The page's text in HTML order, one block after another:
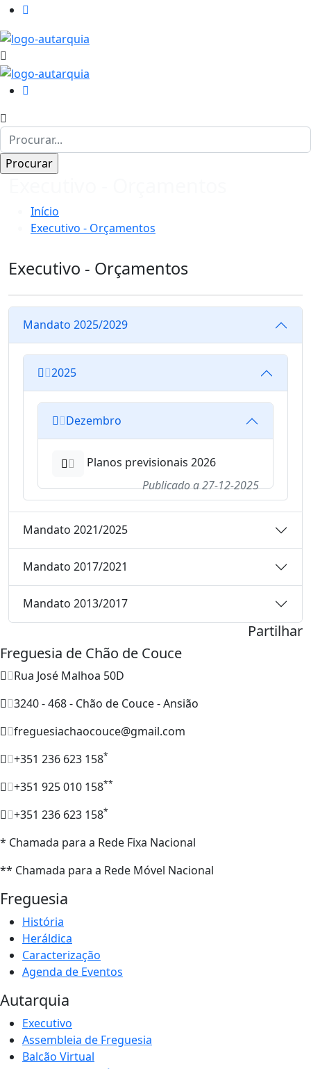
Início
Executivo - Orçamentos
Executivo - Orçamentos
Mandato 2025/2029
2025
Dezembro
Planos previsionais 2026
Publicado a27-12-2025
Mandato 2021/2025
Mandato 2017/2021
Mandato 2013/2017
Partilhar
Freguesia de Chão de Couce
Rua José Malhoa 50D
3240 - 468 - Chão de Couce - Ansião
freguesiachaocouce@gmail.com
+351 236 623 158*
+351 925 010 158**
+351 236 623 158*
* Chamada para a Rede Fixa Nacional
** Chamada para a Rede Móvel Nacional
Freguesia
História
Heráldica
Caracterização
Agenda de Eventos
Autarquia
Executivo
Assembleia de Freguesia
Balcão Virtual